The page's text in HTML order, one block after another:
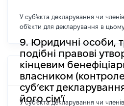
У суб'єкта декларування чи членів
об'єкти для декларування в цьому
9. Юридичні особи,
подібні правові
кінцевим
власником
суб’єкт
його сім'ї
У суб'єкта декларування чи членів